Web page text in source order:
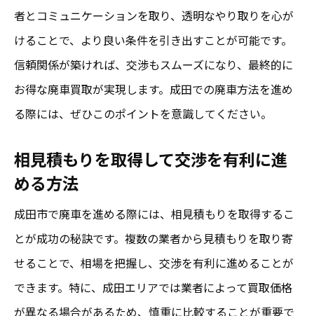
者とコミュニケーションを取り、透明なやり取りを心が
けることで、より良い条件を引き出すことが可能です。
信頼関係が築ければ、交渉もスムーズになり、最終的に
お得な廃車買取が実現します。成田での廃車方法を進め
る際には、ぜひこのポイントを意識してください。
相見積もりを取得して交渉を有利に進
める方法
成田市で廃車を進める際には、相見積もりを取得するこ
とが成功の秘訣です。複数の業者から見積もりを取り寄
せることで、相場を把握し、交渉を有利に進めることが
できます。特に、成田エリアでは業者によって買取価格
が異なる場合があるため、慎重に比較することが重要で